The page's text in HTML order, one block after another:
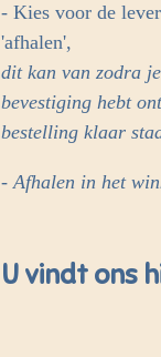
- Kies voor de
'afhalen',
dit kan van zodra
bevestiging hebt
bestelling klaar
- Afhalen in het
U vindt ons